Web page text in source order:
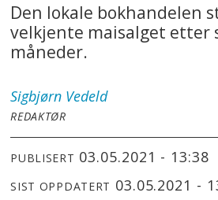
Den lokale bokhandelen
velkjente maisalget etter
måneder.
Sigbjørn Vedeld
REDAKTØR
PUBLISERT 03.05.2021 - 13:38
SIST OPPDATERT 03.05.2021 -